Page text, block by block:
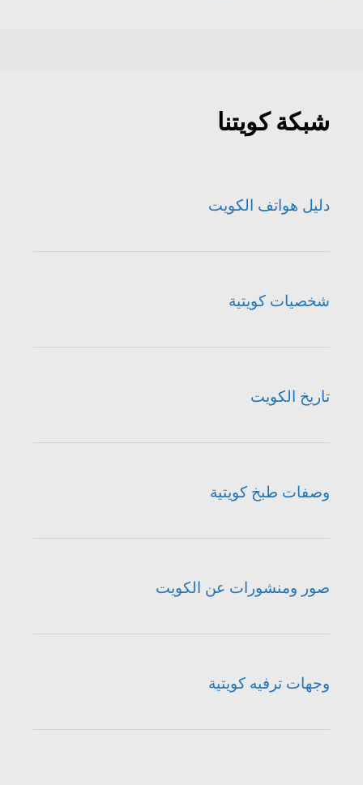
شبكة كويتنا
دليل هواتف الكويت
شخصيات كويتية
تاريخ الكويت
وصفات طبخ كويتية
صور ومنشورات عن الكويت
وجهات ترفيه كويتية